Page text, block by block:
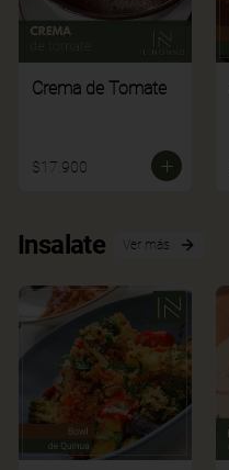
Crema de Tomate
$17.900
Insalate Ver más